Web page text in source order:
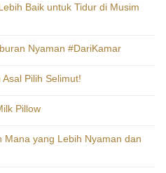
Baik untuk Tidur di Musim
Nyaman #DariKamar
Pilih Selimut!
Pillow
Mana yang Lebih Nyaman dan